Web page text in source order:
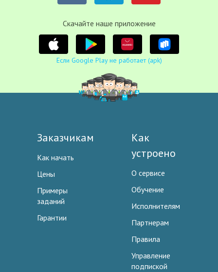
Cкачайте наше приложение
Если Google Play не работает (apk)
Заказчикам
Как начать
Цены
Примеры
заданий
Гарантии
Как
устроено
О сервисе
Обучение
Исполнителям
Партнерам
Правила
Управление
подпиской